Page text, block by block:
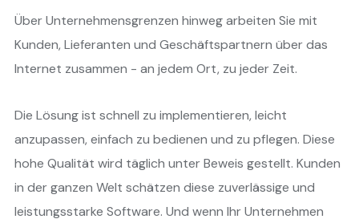
Über Unternehmensgrenzen hinweg arbeiten Sie mit
Kunden, Lieferanten und Geschäftspartnern über das
Internet zusammen - an jedem Ort, zu jeder Zeit.
Die Lösung ist schnell zu implementieren, leicht
anzupassen, einfach zu bedienen und zu pflegen. Diese
hohe Qualität wird täglich unter Beweis gestellt. Kunden
in der ganzen Welt schätzen diese zuverlässige und
leistungsstarke Software. Und wenn Ihr Unternehmen